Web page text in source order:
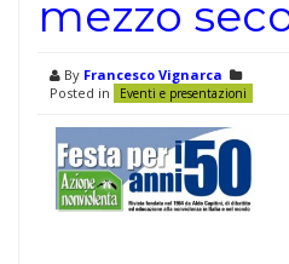
mezzo
By Francesco Vignarca
Posted in
Eventi e presentazioni